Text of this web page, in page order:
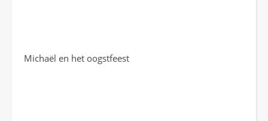
Michaël en het oogstfeest